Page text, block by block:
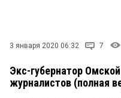
3 января 2020 06:32 7
Экс-губернатор
журналистов (полная